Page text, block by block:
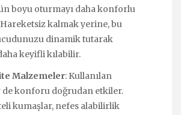
boyu oturmayı daha konforlu
kalmak yerine, bu
dinamik tutarak
keyifli kılabilir.
Malzemeler: Kullanılan
de konforu doğrudan etkiler.
kumaşlar, nefes alabilirlik